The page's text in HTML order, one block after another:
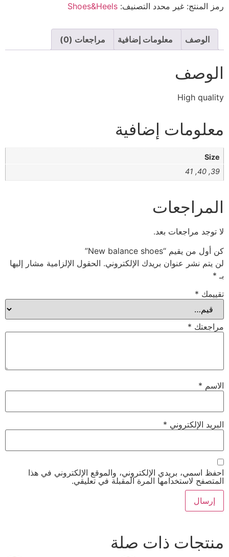
رمز المنتج: غير محدد التصنيف: Shoes&Heels
الوصف معلومات إضافية مراجعات (0)
الوصف
High quality
معلومات إضافية
Size
39, 40, 41
المراجعات
لا توجد مراجعات بعد.
كن أول من يقيم “New balance shoes”
لن يتم نشر عنوان بريدك الإلكتروني. الحقول الإلزامية مشار إليها
بـ *
تقييمك *
مراجعتك *
الاسم *
البريد الإلكتروني *
احفظ اسمي، بريدي الإلكتروني، والموقع الإلكتروني في هذا
المتصفح لاستخدامها المرة المقبلة في تعليقي.
منتجات ذات صلة